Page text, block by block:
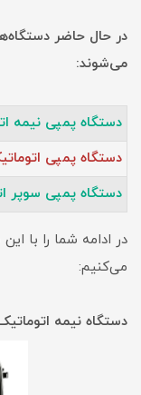
در حال حاضر
می‌شوند:
دستگاه پمپی نیمه
دستگاه پمپی
دستگاه پمپی سوپر
در ادامه شما را با
می‌کنیم:
دستگاه نیمه